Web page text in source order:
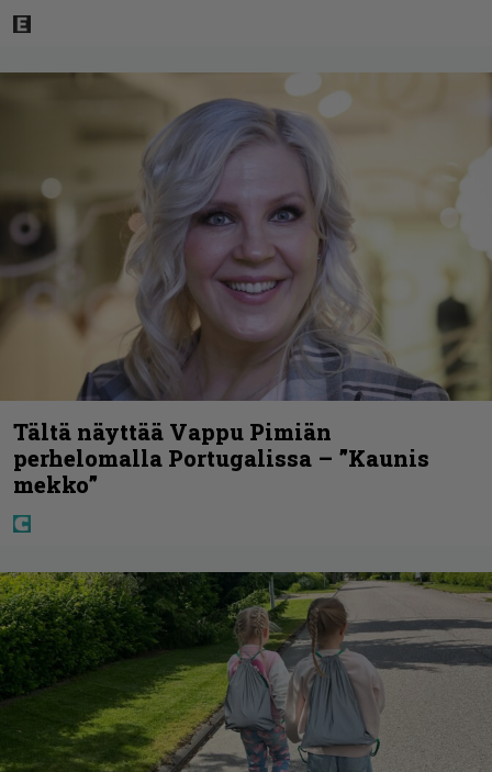
Tältä näyttää Vappu Pimiän
perhelomalla Portugalissa – ”Kaunis
mekko”